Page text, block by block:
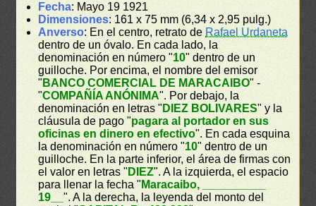
Fecha: Mayo 19 1921
Dimensiones: 161 x 75 mm (6,34 x 2,95 pulg.)
Anverso: En el centro, retrato de Rafael Urdaneta
dentro de un óvalo. En cada lado, la
denominación en número "10" dentro de un
guilloche. Por encima, el nombre del emisor
" BANCO COMERCIAL DE MARACAIBO" -
"COMPAÑÍA ANÓNIMA". Por debajo, la
denominación en letras " DIEZ BOLIVARES" y la
cláusula de pago "pagara al portador en sus
oficinas en dinero en efectivo". En cada esquina
la denominación en número "10" dentro de un
guilloche. En la parte inferior, el área de firmas con
el valor en letras " DIEZ". A la izquierda, el espacio
para llenar la fecha " Maracaibo, __________
19__". A la derecha, la leyenda del monto del